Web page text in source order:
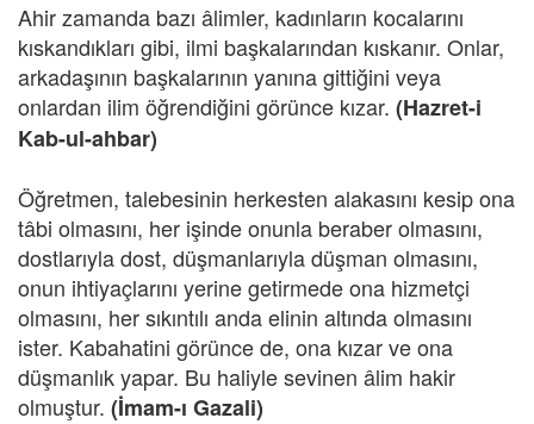
Ahir zamanda bazı âlimler, kadınların kocalarını
kıskandıkları gibi, ilmi başkalarından kıskanır. Onlar,
arkadaşının başkalarının yanına gittiğini veya
onlardan ilim öğrendiğini görünce kızar. (Hazret-i
Kab-ul-ahbar)
Öğretmen, talebesinin herkesten alakasını kesip ona
tâbi olmasını, her işinde onunla beraber olmasını,
dostlarıyla dost, düşmanlarıyla düşman olmasını,
onun ihtiyaçlarını yerine getirmede ona hizmetçi
olmasını, her sıkıntılı anda elinin altında olmasını
ister. Kabahatini görünce de, ona kızar ve ona
düşmanlık yapar. Bu haliyle sevinen âlim hakir
olmuştur. (İmam-ı Gazali)